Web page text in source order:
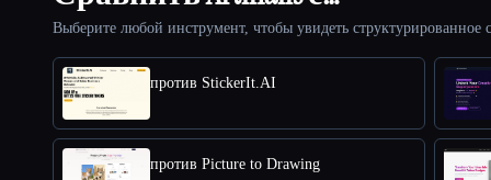
Выберите любой инструмент, чтобы увидеть
против StickerIt.AI
против Picture to Drawing